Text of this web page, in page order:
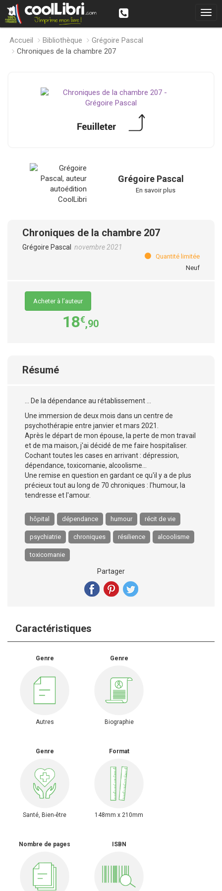
Accueil Bibliothèque
Grégoire Pascal
Chroniques de la chambre 207
Grégoire Pascal
En savoir plus
Chroniques de la chambre 207
Grégoire Pascal novembre 2021
Quantité limitée
Neuf
Acheter à l’auteur
18€,90
Résumé
… De la dépendance au rétablissement …
Une immersion de deux mois dans un centre de
psychothérapie entre janvier et mars 2021.
Après le départ de mon épouse, la perte de mon travail
et de ma maison, j'ai décidé de me faire hospitaliser.
Cochant toutes les cases en arrivant : dépression,
dépendance, toxicomanie, alcoolisme…
Une remise en question en gardant ce qu'il y a de plus
précieux tout au long de 70 chroniques : l'humour, la
tendresse et l'amour.
hôpital dépendance humour récit de vie
psychiatrie chroniques résilience alcoolisme
toxicomanie
Partager
Caractéristiques
Genre
Autres
Genre
Biographie
Genre
Santé, Bien-être
Format
148mm x 210mm
Nombre de pages ISBN